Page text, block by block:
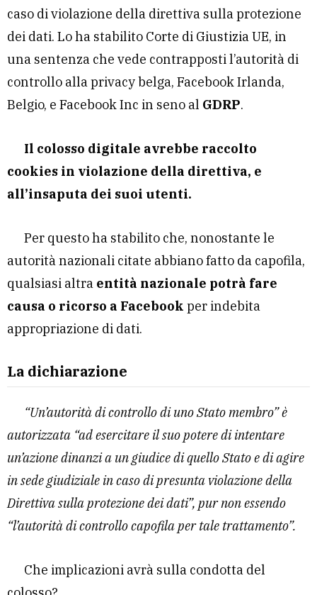
caso di violazione della direttiva sulla protezione
dei dati. Lo ha stabilito Corte di Giustizia UE, in
una sentenza che vede contrapposti l’autorità di
controllo alla privacy belga, Facebook Irlanda,
Belgio, e Facebook Inc in seno al GDRP.
Il colosso digitale avrebbe raccolto
cookies in violazione della direttiva, e
all’insaputa dei suoi utenti.
Per questo ha stabilito che, nonostante le
autorità nazionali citate abbiano fatto da capofila,
qualsiasi altra entità nazionale potrà fare
causa o ricorso a Facebook per indebita
appropriazione di dati.
La dichiarazione
“Un’autorità di controllo di uno Stato membro” è
autorizzata “ad esercitare il suo potere di intentare
un’azione dinanzi a un giudice di quello Stato e di agire
in sede giudiziale in caso di presunta violazione della
Direttiva sulla protezione dei dati”, pur non essendo
“l’autorità di controllo capofila per tale trattamento”.
Che implicazioni avrà sulla condotta del